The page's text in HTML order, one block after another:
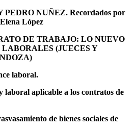
PEDRO NUÑEZ. Recordados por
López
DE TRABAJO: LO NUEVO
(JUECES Y
laboral.
aplicable a los contratos de
de bienes sociales de